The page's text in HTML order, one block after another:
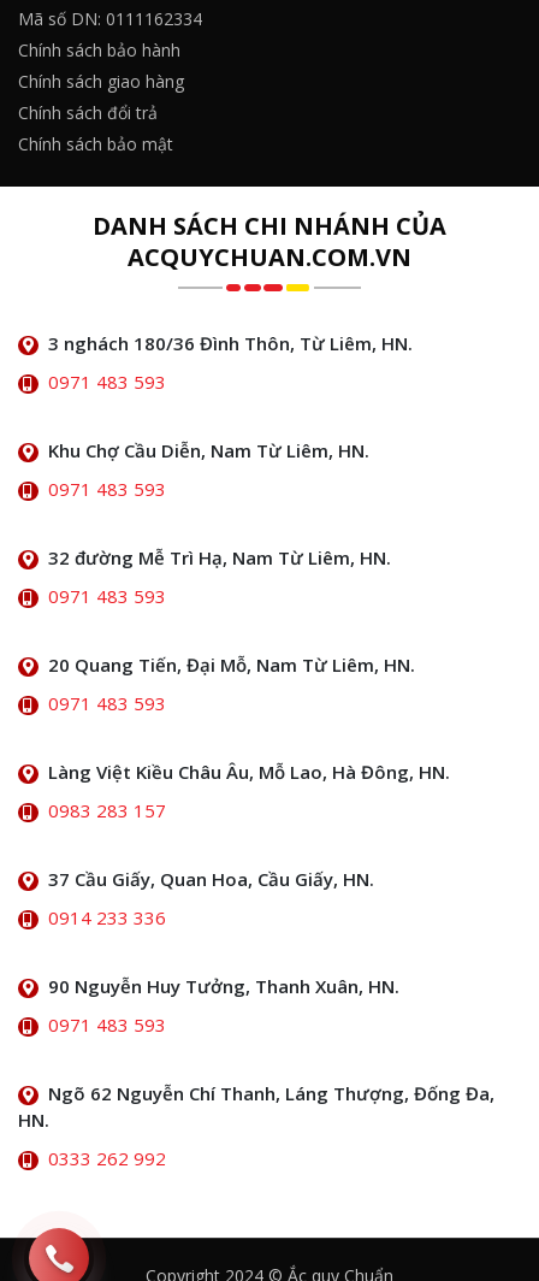
Mã số DN: 0111162334
Chính sách bảo hành
Chính sách giao hàng
Chính sách đổi trả
Chính sách bảo mật
DANH SÁCH CHI NHÁNH CỦA
ACQUYCHUAN.COM.VN
3 nghách 180/36 Đình Thôn, Từ Liêm, HN.
0971 483 593
Khu Chợ Cầu Diễn, Nam Từ Liêm, HN.
0971 483 593
32 đường Mễ Trì Hạ, Nam Từ Liêm, HN.
0971 483 593
20 Quang Tiến, Đại Mỗ, Nam Từ Liêm, HN.
0971 483 593
Làng Việt Kiều Châu Âu, Mỗ Lao, Hà Đông, HN.
0983 283 157
37 Cầu Giấy, Quan Hoa, Cầu Giấy, HN.
0914 233 336
90 Nguyễn Huy Tưởng, Thanh Xuân, HN.
0971 483 593
Ngõ 62 Nguyễn Chí Thanh, Láng Thượng, Đống Đa,
HN.
0333 262 992
Copyright 2024 © Ắc quy Chuẩn